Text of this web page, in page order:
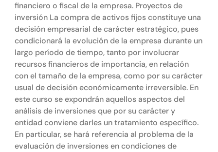
financiero o fiscal de la empresa. Proyectos de
inversión La compra de activos fijos constituye una
decisión empresarial de carácter estratégico, pues
condicionará la evolución de la empresa durante un
largo período de tiempo, tanto por involucrar
recursos financieros de importancia, en relación
con el tamaño de la empresa, como por su carácter
usual de decisión económicamente irreversible. En
este curso se expondrán aquellos aspectos del
análisis de inversiones que por su carácter y
entidad conviene darles un tratamiento específico.
En particular, se hará referencia al problema de la
evaluación de inversiones en condiciones de